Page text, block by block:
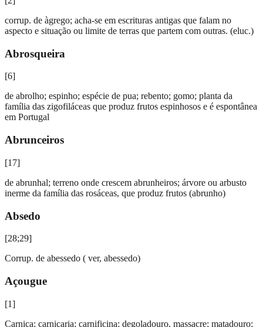
corrup. de àgrego; acha-se em escrituras antigas que falam no
aspecto e situação ou limite de terras que partem com outras. (eluc.)
Abrosqueira
[6]
de abrolho; espinho; espécie de pua; rebento; gomo; planta da
família das zigofiláceas que produz frutos espinhosos e é espontânea
em Portugal
Abrunceiros
[17]
de abrunhal; terreno onde crescem abrunheiros; árvore ou arbusto
inerme da família das rosáceas, que produz frutos (abrunho)
Absedo
[28;29]
Corrup. de abessedo ( ver, abessedo)
Açougue
[1]
Carniça; carniçaria; carnificina; degoladouro, massacre; matadouro;